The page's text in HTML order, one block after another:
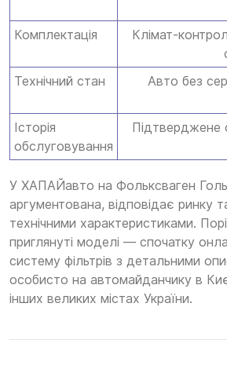
Комплектація
Клімат-
Технічний стан
Авто без
Історія
обслуговування
Підтверджене
У ХАПАЙавто на Фольксваген
аргументована, відповідає ринку
технічними характеристиками.
приглянуті моделі — спочатку
систему фільтрів з детальними
особисто на автомайданчику в
інших великих містах України.